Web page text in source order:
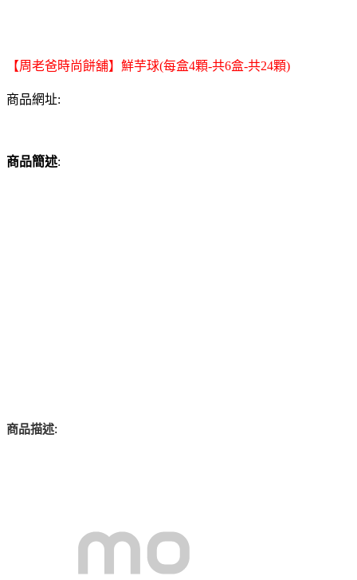
【周老爸時尚餅舖】鮮芋球(每盒4顆-共6盒-共24顆)
商品網址:
商品簡述:
商品描述: